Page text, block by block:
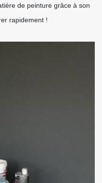
de peinture grâce à son
rapidement !